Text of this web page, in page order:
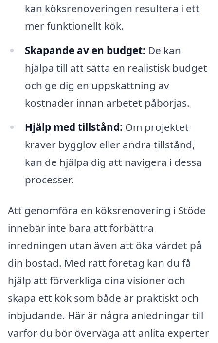
kan köksrenoveringen resultera i ett
mer funktionellt kök.
Skapande av en budget: De kan
hjälpa till att sätta en realistisk budget
och ge dig en uppskattning av
kostnader innan arbetet påbörjas.
Hjälp med tillstånd: Om projektet
kräver bygglov eller andra tillstånd,
kan de hjälpa dig att navigera i dessa
processer.
Att genomföra en köksrenovering i Stöde
innebär inte bara att förbättra
inredningen utan även att öka värdet på
din bostad. Med rätt företag kan du få
hjälp att förverkliga dina visioner och
skapa ett kök som både är praktiskt och
inbjudande. Här är några anledningar till
varför du bör överväga att anlita experter